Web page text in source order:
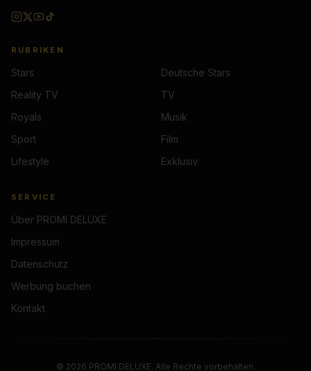
RUBRIKEN
Stars
Deutsche Stars
Reality TV
TV
Royals
Musik
Sport
Film
Lifestyle
Exklusiv
SERVICE
Über PROMI DELUXE
Impressum
Datenschutz
Werbung buchen
Kontakt
© 2026 PROMI DELUXE. Alle Rechte vorbehalten.